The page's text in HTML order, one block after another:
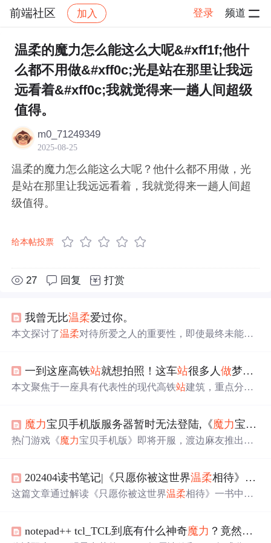
前端社区 加入 登录 频道
社区 前端社区 感慨 帖子详情
温柔的魔力怎么能这么大呢&#xff1f;他什
么都不用做&#xff0c;光是站在那里让我远
远看着&#xff0c;我就觉得来一趟人间超级
值得。
m0_71249349
2025-08-25
温柔的魔力怎么能这么大呢？他什么都不用做，光
是站在那里让我远远看着，我就觉得来一趟人间超
级值得。
给本帖投票
27 回复 打赏
我曾无比温柔爱过你。
本文探讨了温柔对待所爱之人的重要性，即使最终未能在
遇见的可能性。
一到这座高铁站就想拍照！这车站很多人做梦都想去
本文聚焦于一座具有代表性的现代高铁站建筑，重点分析
线、自然光线引入、材料温度感营造出兼具功能性与艺术
性的交通空间体验，体现了当代交通枢纽在人本尺度、视
魔力宝贝手机版服务器暂时无法登陆,《魔力宝贝手机版》服务器全面开启！
热门游戏《魔力宝贝手机版》即将开服，渡边麻友推出趣
选择服务器时，建议提前挑选并避开高峰。
202404读书笔记|《只愿你被这世界温柔相待》——我跌落于生活的荆棘，高傲，机敏，桀骜不驯
这篇文章通过解读《只愿你被这世界温柔相待》一书中的
鸣。notepad++ tcl_TCL到底有什么神奇魔力 ？竟然有那么多明星为它的产品